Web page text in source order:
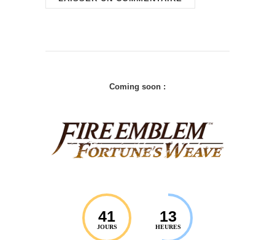
Coming soon :
41
JOURS
13
HEURES